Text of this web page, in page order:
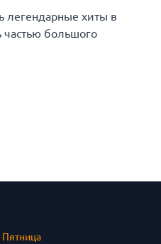
легендарные хиты в
частью большого